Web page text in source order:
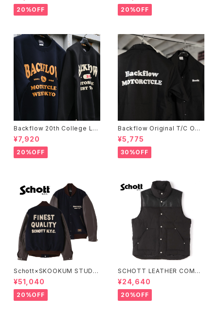
20%OFF 20%OFF
Backflow 20th College Lo
go T/C Sweat
¥7,920
20%OFF
Backflow Original T/C Ope
n Collar S/S Work Shirt
¥5,775
30%OFF
Schott×SKOOKUM STUDIU
M JACKET FINEST QUALIT
Y
¥51,040
20%OFF
SCHOTT LEATHER COMBI
DOWN VEST
¥24,640
20%OFF